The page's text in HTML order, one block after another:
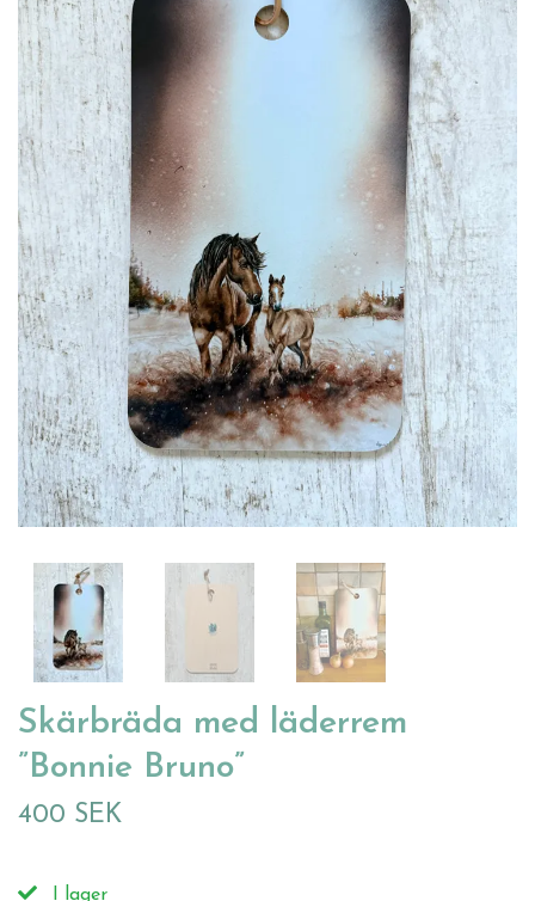
Skärbräda med läderrem
”Bonnie Bruno”
400 SEK
I lager